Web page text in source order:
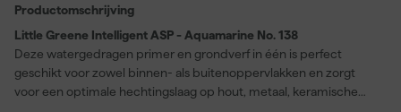
Productomschrijving
Little Greene Intelligent ASP - Aquamarine No. 138
Deze watergedragen primer en grondverf in één is perfect
geschikt voor zowel binnen- als buitenoppervlakken en zorgt
voor een optimale hechtingslaag op hout, metaal, keramische